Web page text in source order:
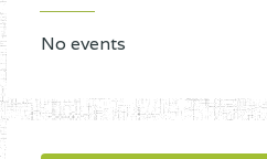
No events